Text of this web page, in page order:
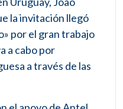
la invitación llegó
por el gran trabajo
a cabo por
a través de las